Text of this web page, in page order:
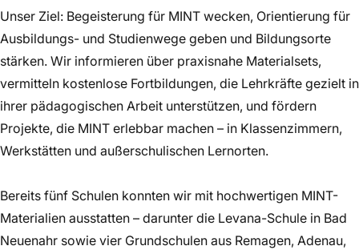
Unser Ziel: Begeisterung für MINT wecken, Orientierung für
Ausbildungs- und Studienwege geben und Bildungsorte
stärken. Wir informieren über praxisnahe Materialsets,
vermitteln kostenlose Fortbildungen, die Lehrkräfte gezielt in
ihrer pädagogischen Arbeit unterstützen, und fördern
Projekte, die MINT erlebbar machen – in Klassenzimmern,
Werkstätten und außerschulischen Lernorten.
Bereits fünf Schulen konnten wir mit hochwertigen MINT-
Materialien ausstatten – darunter die Levana-Schule in Bad
Neuenahr sowie vier Grundschulen aus Remagen, Adenau,